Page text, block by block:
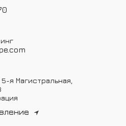
я Магистральная,